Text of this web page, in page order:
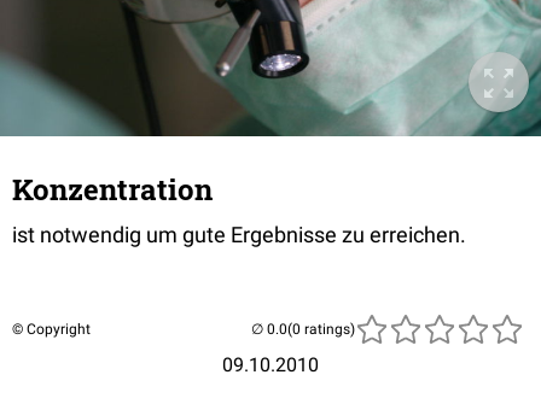
Konzentration
ist notwendig um gute Ergebnisse zu erreichen.
© Copyright
09.10.2010
(0 ratings)